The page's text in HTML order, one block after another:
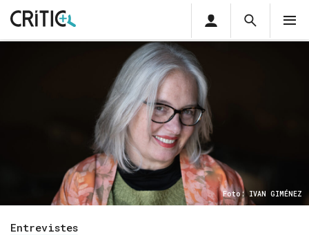
Cerca
Cerca
privada
Foto: IVAN GIMÉNEZ
Entrevistes